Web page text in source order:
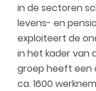
in de sectoren
levens- en
exploiteert de
in het kader van
groep heeft een
ca. 1600